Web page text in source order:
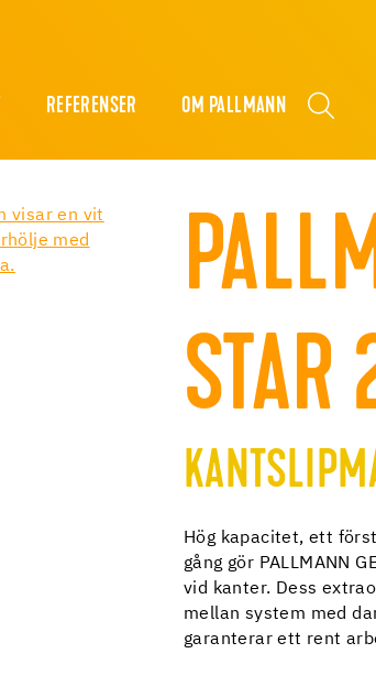
REFERENSER OM PALLMANN
STAR
Hög kapacitet, ett
gång gör PALLMANN
vid kanter. Dess
mellan system med
garanterar ett rent